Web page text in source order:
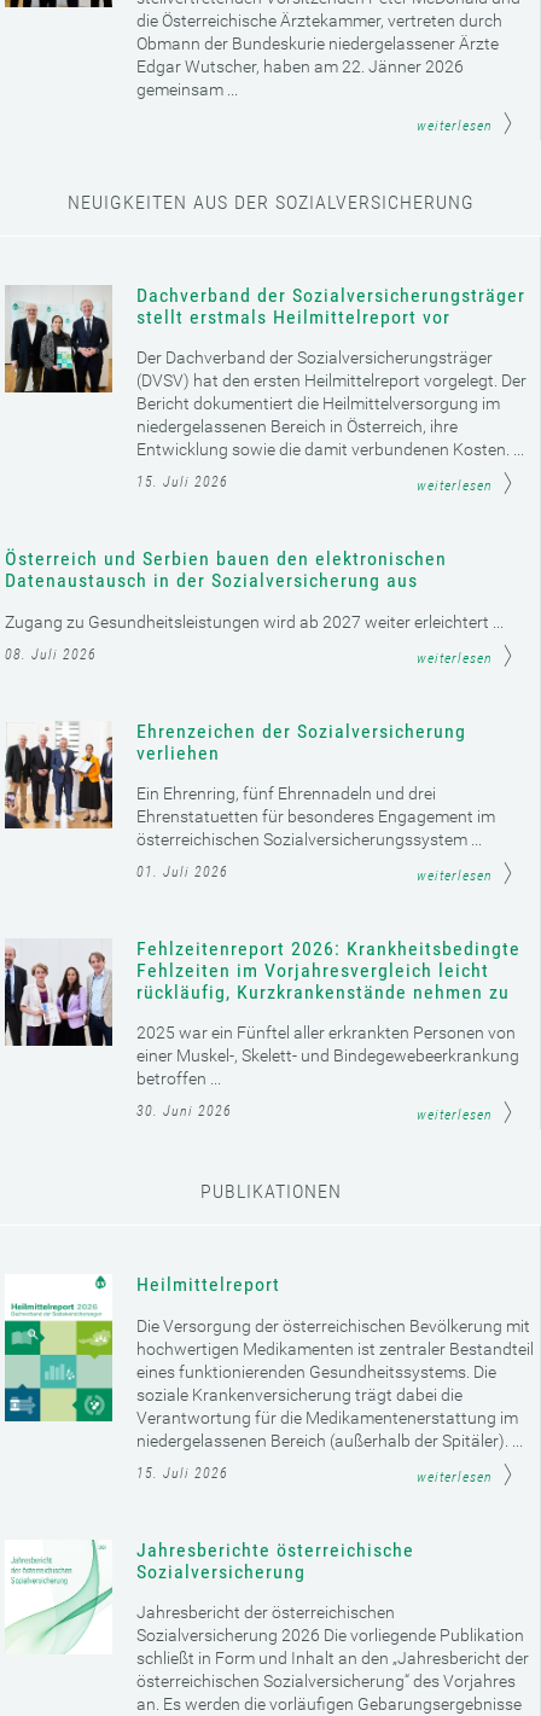
die Österreichische Ärztekammer, vertreten durch
Obmann der Bundeskurie niedergelassener Ärzte
Edgar Wutscher, haben am 22. Jänner 2026
gemeinsam ...
weiterlesen
NEUIGKEITEN AUS DER SOZIALVERSICHERUNG
Dachverband der Sozialversicherungsträger
stellt erstmals Heilmittelreport vor
Der Dachverband der Sozialversicherungsträger
(DVSV) hat den ersten Heilmittelreport vorgelegt. Der
Bericht dokumentiert die Heilmittelversorgung im
niedergelassenen Bereich in Österreich, ihre
Entwicklung sowie die damit verbundenen Kosten. ...
15. Juli 2026 weiterlesen
Österreich und Serbien bauen den elektronischen
Datenaustausch in der Sozialversicherung aus
Zugang zu Gesundheitsleistungen wird ab 2027 weiter erleichtert ...
08. Juli 2026 weiterlesen
Ehrenzeichen der Sozialversicherung
verliehen
Ein Ehrenring, fünf Ehrennadeln und drei
Ehrenstatuetten für besonderes Engagement im
österreichischen Sozialversicherungssystem ...
01. Juli 2026 weiterlesen
Fehlzeitenreport 2026: Krankheitsbedingte
Fehlzeiten im Vorjahresvergleich leicht
rückläufig, Kurzkrankenstände nehmen zu
2025 war ein Fünftel aller erkrankten Personen von
einer Muskel-, Skelett- und Bindegewebeerkrankung
betroffen ...
30. Juni 2026 weiterlesen
PUBLIKATIONEN
Heilmittelreport
Die Versorgung der österreichischen Bevölkerung mit
hochwertigen Medikamenten ist zentraler Bestandteil
eines funktionierenden Gesundheitssystems. Die
soziale Krankenversicherung trägt dabei die
Verantwortung für die Medikamentenerstattung im
niedergelassenen Bereich (außerhalb der Spitäler). ...
15. Juli 2026 weiterlesen
Jahresberichte österreichische
Sozialversicherung
Jahresbericht der österreichischen
Sozialversicherung 2026 Die vorliegende Publikation
schließt in Form und Inhalt an den „Jahresbericht der
österreichischen Sozialversicherung“ des Vorjahres
an. Es werden die vorläufigen Gebarungsergebnisse